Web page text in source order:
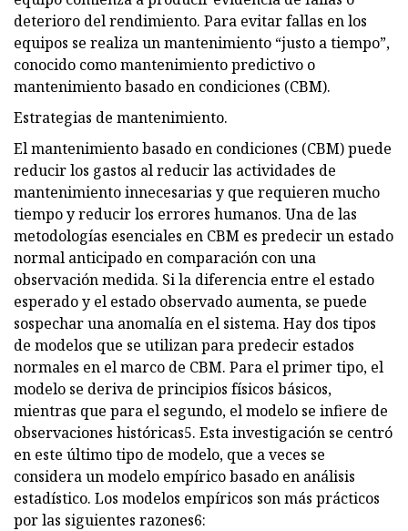
deterioro del rendimiento. Para evitar fallas en los
equipos se realiza un mantenimiento “justo a tiempo”,
conocido como mantenimiento predictivo o
mantenimiento basado en condiciones (CBM).
Estrategias de mantenimiento.
El mantenimiento basado en condiciones (CBM) puede
reducir los gastos al reducir las actividades de
mantenimiento innecesarias y que requieren mucho
tiempo y reducir los errores humanos. Una de las
metodologías esenciales en CBM es predecir un estado
normal anticipado en comparación con una
observación medida. Si la diferencia entre el estado
esperado y el estado observado aumenta, se puede
sospechar una anomalía en el sistema. Hay dos tipos
de modelos que se utilizan para predecir estados
normales en el marco de CBM. Para el primer tipo, el
modelo se deriva de principios físicos básicos,
mientras que para el segundo, el modelo se infiere de
observaciones históricas5. Esta investigación se centró
en este último tipo de modelo, que a veces se
considera un modelo empírico basado en análisis
estadístico. Los modelos empíricos son más prácticos
por las siguientes razones6: